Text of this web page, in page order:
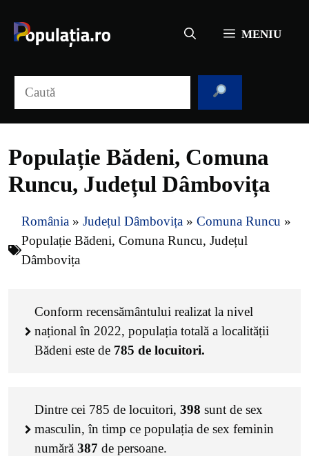
conținut
MENIU
Populație Bădeni, Comuna
Runcu, Județul Dâmbovița
România » Județul Dâmbovița » Comuna Runcu »
Populație Bădeni, Comuna Runcu, Județul
Dâmbovița
Conform recensământului realizat la nivel
național în 2022, populația totală a localității
Bădeni este de 785 de locuitori.
Dintre cei 785 de locuitori, 398 sunt de sex
masculin, în timp ce populația de sex feminin
numără 387 de persoane.